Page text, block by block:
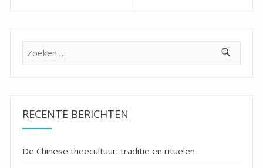
Zoeken
RECENTE BERICHTEN
De Chinese theecultuur: traditie en rituelen